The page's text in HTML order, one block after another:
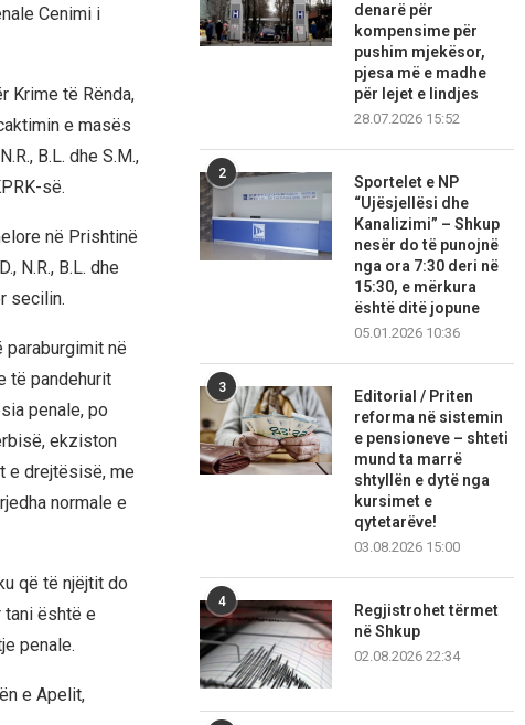
Cenimi i
Krime të Rënda,
e masës
B.L. dhe S.M.,
së.
në Prishtinë
N.R., B.L. dhe
secilin.
në
të pandehurit
penale, po
ekziston
e drejtësisë, me
normale e
që të njëjtit do
tani është e
penale.
e Apelit,
denarë për
kompensime për
pushim mjekësor,
pjesa më e madhe
për lejet e lindjes
28.07.2026 15:52
2
Sportelet e NP
“Ujësjellësi dhe
Kanalizimi” – Shkup
nesër do të punojnë
nga ora 7:30 deri në
15:30, e mërkura
është ditë jopune
05.01.2026 10:36
3
Editorial / Priten
reforma në sistemin
e pensioneve – shteti
mund ta marrë
shtyllën e dytë nga
kursimet e
qytetarëve!
03.08.2026 15:00
4
Regjistrohet tërmet
në Shkup
02.08.2026 22:34